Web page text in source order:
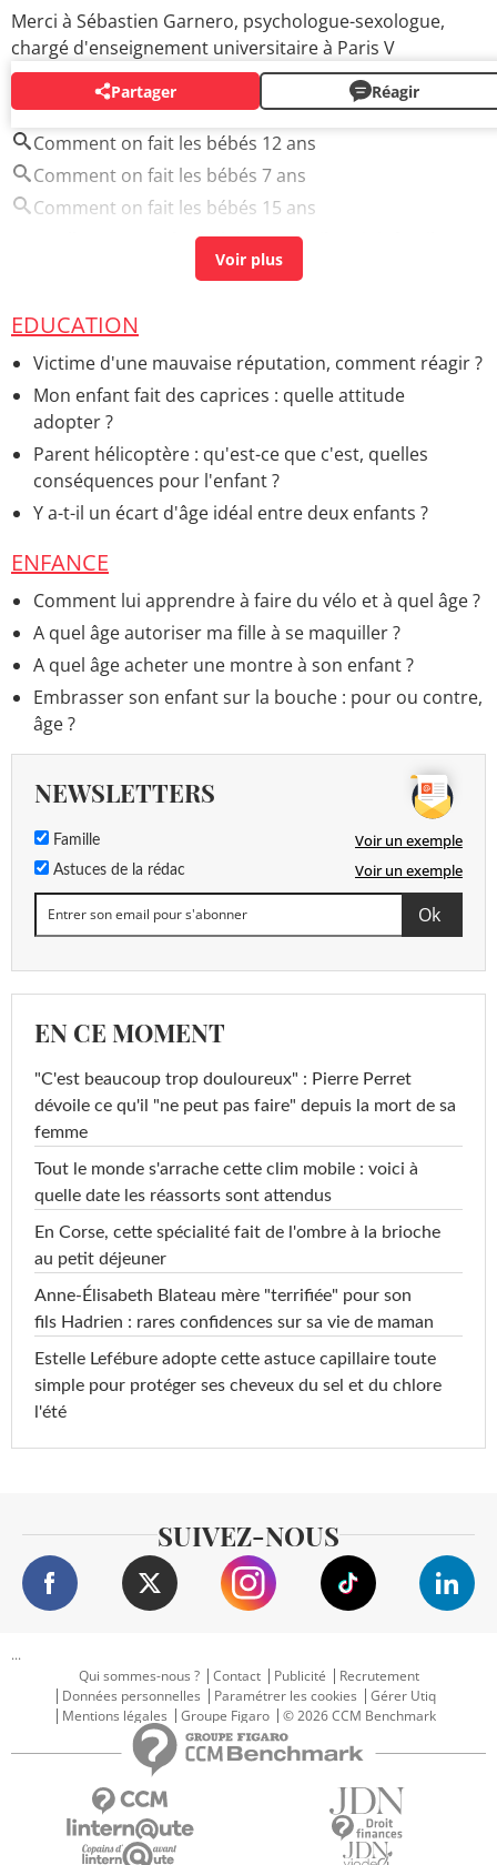
Merci à Sébastien Garnero, psychologue-sexologue,
chargé d'enseignement universitaire à Paris V
Partager Réagir
AUTOUR DU MÊME SUJET
Comment on fait les bébés 12 ans
Comment on fait les bébés 7 ans
Comment on fait les bébés 15 ans
Quelle eau pour les bébés> Accueil - Lait infantile
EDUCATION
Victime d'une mauvaise réputation, comment réagir ?
Mon enfant fait des caprices : quelle attitude
adopter ?
Parent hélicoptère : qu'est-ce que c'est, quelles
conséquences pour l'enfant ?
Y a-t-il un écart d'âge idéal entre deux enfants ?
ENFANCE
Comment lui apprendre à faire du vélo et à quel âge ?
A quel âge autoriser ma fille à se maquiller ?
A quel âge acheter une montre à son enfant ?
Embrasser son enfant sur la bouche : pour ou contre,
âge ?
NEWSLETTERS
Famille Voir un exemple
Astuces de la rédac Voir un exemple
EN CE MOMENT
"C'est beaucoup trop douloureux" : Pierre Perret
dévoile ce qu'il "ne peut pas faire" depuis la mort de sa
femme
Tout le monde s'arrache cette clim mobile : voici à
quelle date les réassorts sont attendus
En Corse, cette spécialité fait de l'ombre à la brioche
au petit déjeuner
Anne-Élisabeth Blateau mère "terrifiée" pour son
fils Hadrien : rares confidences sur sa vie de maman
Estelle Lefébure adopte cette astuce capillaire toute
simple pour protéger ses cheveux du sel et du chlore
l'été
SUIVEZ-NOUS
...
Qui sommes-nous ?
Contact Publicité
Recrutement
Données personnelles
Paramétrer les cookies
Gérer Utiq
Mentions légales
Groupe Figaro © 2026 CCM Benchmark